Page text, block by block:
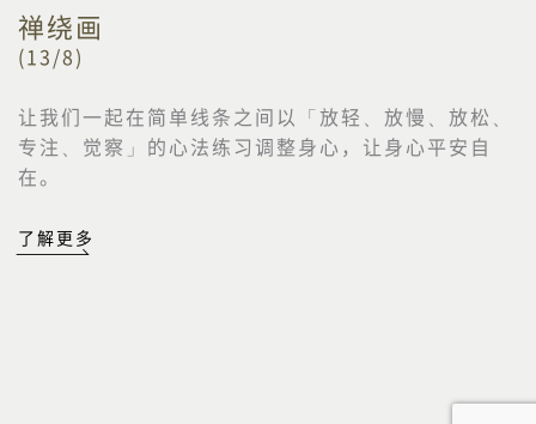
禅绕画
(13/8)
让我们一起在简单线条之间以「放轻、放慢、放松、
专注、觉察」的心法练习调整身心，让身心平安自
在。
了解更多